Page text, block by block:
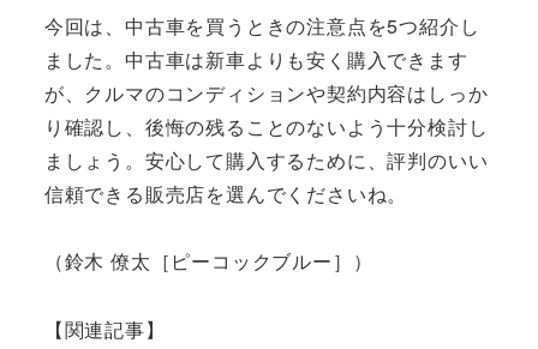
今回は、中古車を買うときの注意点を5つ紹介し
ました。中古車は新車よりも安く購入できます
が、クルマのコンディションや契約内容はしっか
り確認し、後悔の残ることのないよう十分検討し
ましょう。安心して購入するために、評判のいい
信頼できる販売店を選んでくださいね。
（鈴木 僚太［ピーコックブルー］）
【関連記事】